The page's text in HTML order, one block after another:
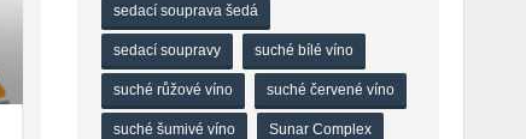
sedací souprava šedá
sedací soupravy suché bílé víno
suché růžové víno suché červené víno
suché šumivé víno Sunar Complex